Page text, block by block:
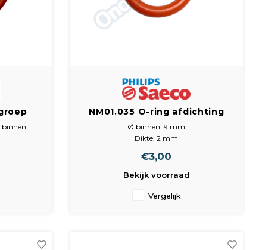
maat:
NM01.035 O-ring afdichting
ORM 0090-20 Siliconen
Ø binnen: 9 mm
Dikte: 2 mm
Materiaal: Siliconen
€3,00
Bekijk voorraad
Vergelijk